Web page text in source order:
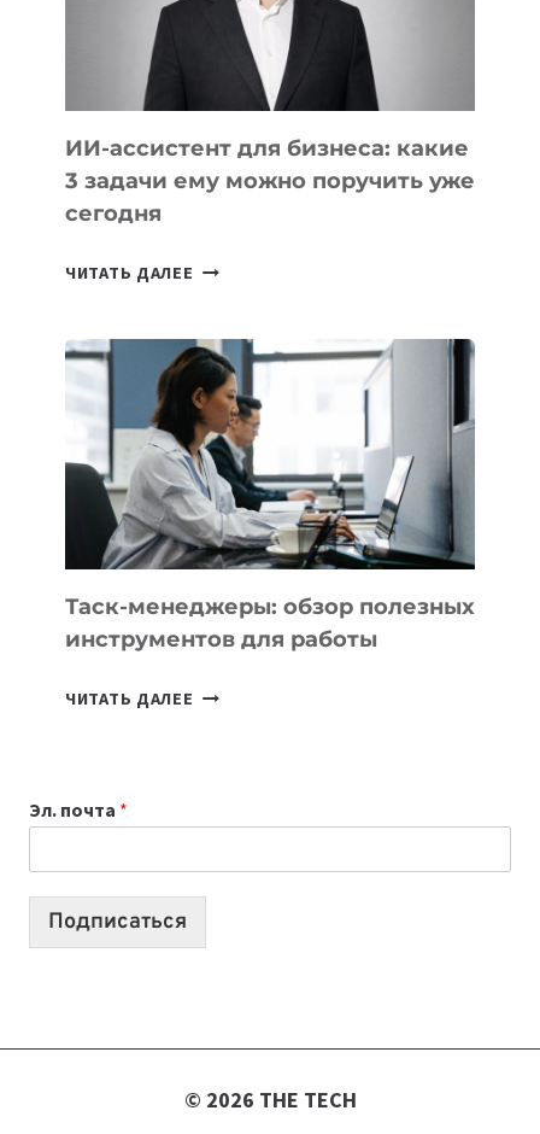
КАВКАЗА
ИИ-ассистент для бизнеса: какие
3 задачи ему можно поручить уже
сегодня
ЧИТАТЬ ДАЛЕЕ ИИ-
БИЗНЕСА:
КАКИЕ
3
ЗАДАЧИ
ЕМУ
МОЖНО
ПОРУЧИТЬ
УЖЕ
СЕГОДНЯ
Таск-менеджеры: обзор полезных
инструментов для работы
ЧИТАТЬ ДАЛЕЕ ТАСК-
РАБОТЫ
Эл. почта *
Подписаться
© 2026 THE TECH